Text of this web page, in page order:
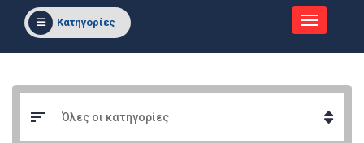
Κατηγορίες